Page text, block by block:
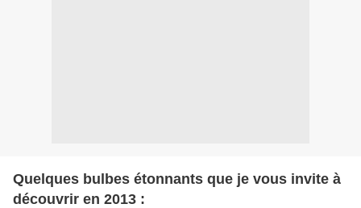
Quelques bulbes étonnants que je vous invite à
découvrir en 2013 :